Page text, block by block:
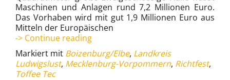
Maschinen und Anlagen rund 7,2 Millionen Euro.
Das Vorhaben wird mit gut 1,9 Millionen Euro aus
Mitteln der Europäischen
-> Continue readingBonbonhersteller
Toffee
Tec
feierte
Markiert mit Boizenburg/Elbe, Landkreis
Ludwigslust, Mecklenburg-Vorpommern, Richtfest,
Toffee Tec